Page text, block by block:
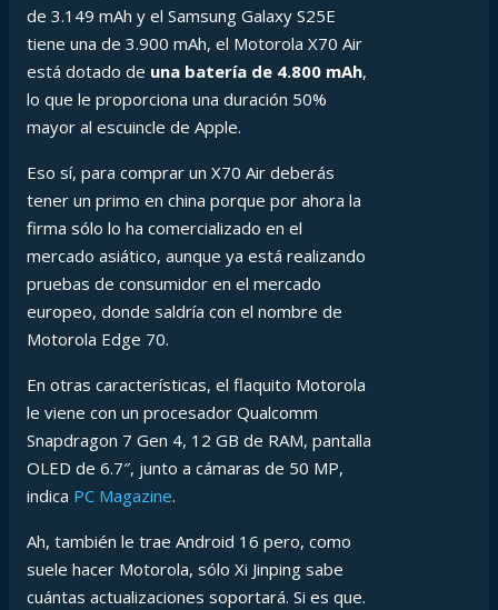
de 3.149 mAh y el Samsung Galaxy S25E
tiene una de 3.900 mAh, el Motorola X70 Air
está dotado de una batería de 4.800 mAh,
lo que le proporciona una duración 50%
mayor al escuincle de Apple.
Eso sí, para comprar un X70 Air deberás
tener un primo en china porque por ahora la
firma sólo lo ha comercializado en el
mercado asiático, aunque ya está realizando
pruebas de consumidor en el mercado
europeo, donde saldría con el nombre de
Motorola Edge 70.
En otras características, el flaquito Motorola
le viene con un procesador Qualcomm
Snapdragon 7 Gen 4, 12 GB de RAM, pantalla
OLED de 6.7″, junto a cámaras de 50 MP,
indica PC Magazine.
Ah, también le trae Android 16 pero, como
suele hacer Motorola, sólo Xi Jinping sabe
cuántas actualizaciones soportará. Si es que.